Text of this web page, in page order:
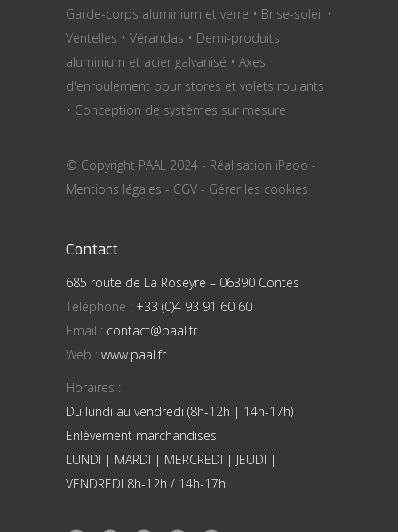
Garde-corps aluminium et verre • Brise-soleil •
Ventelles • Vérandas • Demi-produits
aluminium et acier galvanisé • Axes
d'enroulement pour stores et volets roulants
• Conception de systèmes sur mesure
© Copyright PAAL 2024 - Réalisation iPaoo -
Mentions légales - CGV - Gérer les cookies
Contact
685 route de La Roseyre – 06390 Contes
Téléphone : +33 (0)4 93 91 60 60
Email : contact@paal.fr
Web : www.paal.fr
Horaires :
Du lundi au vendredi (8h-12h | 14h-17h)
Enlèvement marchandises
LUNDI | MARDI | MERCREDI | JEUDI |
VENDREDI 8h-12h / 14h-17h